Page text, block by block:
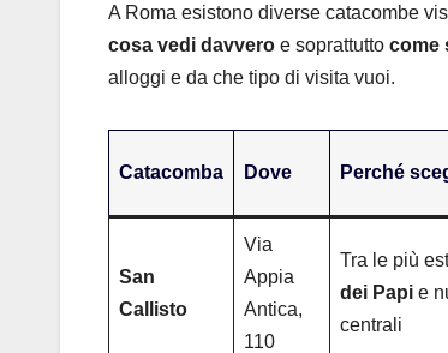
A Roma esistono diverse catacombe
cosa vedi davvero e soprattutto come
alloggi e da che tipo di visita vuoi.
Catacomba Dove Perché
San
Callisto
Via
Appia
Antica,
110
Tra le più
dei Papi e
centrali